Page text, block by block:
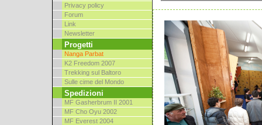
Privacy policy
Forum
Link
Newsletter
Progetti
Nanga Parbat
K2 Freedom 2007
Trekking sul Baltoro
Sulle cime del Mondo
Spedizioni
MF Gasherbrum II 2001
MF Cho Oyu 2002
MF Everest 2004